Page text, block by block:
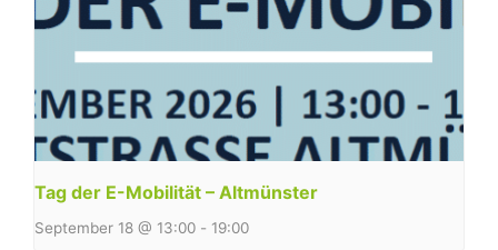
Tag der E-Mobilität – Altmünster
September 18 @ 13:00 - 19:00